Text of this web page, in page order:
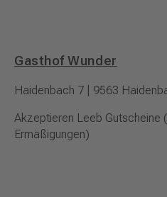
Gasthof Wunder
Haidenbach 7 | 9563
Akzeptieren Leeb Gutscheine
Ermäßigungen)